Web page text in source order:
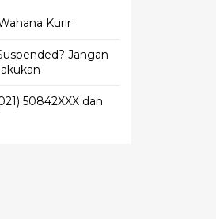
Kurir
Jangan
50842XXX dan